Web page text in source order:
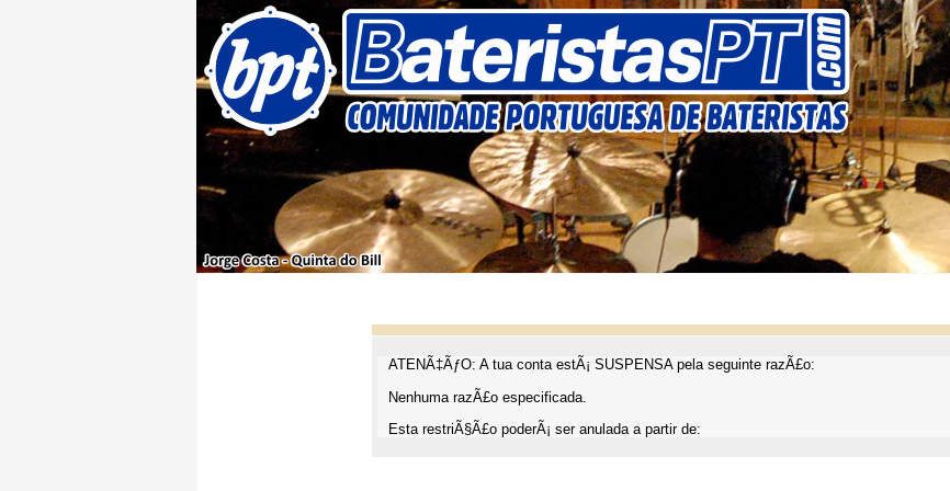
ATENÃ‡ÃƒO: A tua conta estÃ¡ SUSPENSA pela seguinte razÃ£o:
Nenhuma razÃ£o especificada.
Esta restriÃ§Ã£o poderÃ¡ ser anulada a partir de: